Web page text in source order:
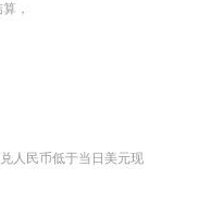
，
人民币低于当日美元现